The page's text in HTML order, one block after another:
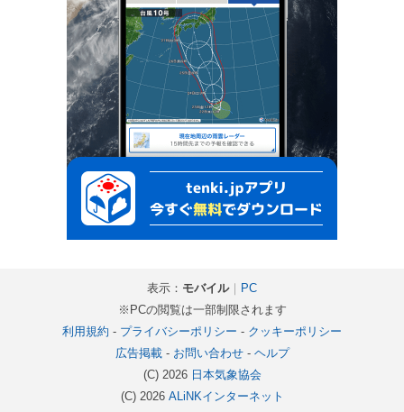
表示： モバイル｜
PC
※PCの閲覧は一部制限されます
利用規約 - プライバシーポリシー - クッキーポリシー
広告掲載- お問い合わせ- ヘルプ
(C) 2026 日本気象協会
(C) 2026 ALiNKインターネット